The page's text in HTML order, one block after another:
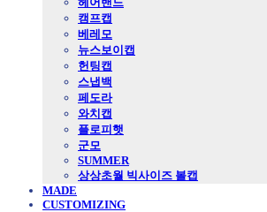
캠프캡
베레모
뉴스보이캡
헌팅캡
스냅백
페도라
와치캡
플로피햇
군모
SUMMER
상상초월 빅사이즈 볼캡
MADE
CUSTOMIZING